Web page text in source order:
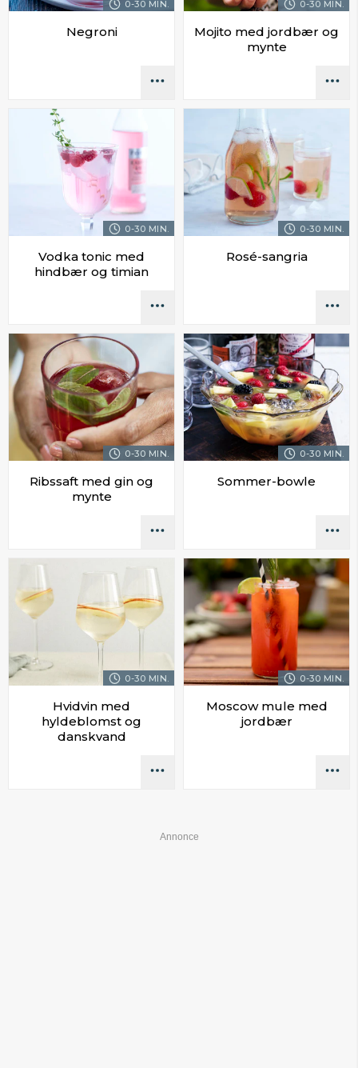
0-30 MIN.
Negroni
0-30 MIN.
Mojito med jordbær og
mynte
0-30 MIN.
Vodka tonic med
hindbær og timian
0-30 MIN.
Rosé-sangria
0-30 MIN.
Ribssaft med gin og
mynte
0-30 MIN.
Sommer-bowle
0-30 MIN.
Hvidvin med
hyldeblomst og
danskvand
0-30 MIN.
Moscow mule med
jordbær